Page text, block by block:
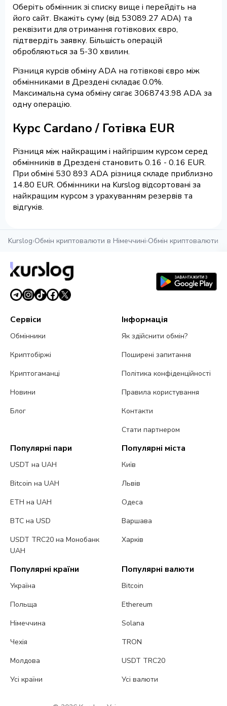
Оберіть обмінник зі списку вище і перейдіть на
його сайт. Вкажіть суму (від 53089.27 ADA) та
реквізити для отримання готівкових євро,
підтвердіть заявку. Більшість операцій
обробляються за 5-30 хвилин.
Різниця курсів обміну ADA на готівкові євро між
обмінниками в Дрездені складає 0.0%.
Максимальна сума обміну сягає 3068743.98 ADA за
одну операцію.
Курс Cardano / Готівка EUR
Різниця між найкращим і найгіршим курсом серед
обмінників в Дрездені становить 0.16 - 0.16 EUR.
При обміні 530 893 ADA різниця складе приблизно
14.80 EUR. Обмінники на Kurslog відсортовані за
найкращим курсом з урахуванням резервів та
відгуків.
Kurslog›Обмін криптовалюти в Німеччині›Обмін криптовалюти в
Сервіси
Обмінники
Криптобіржі
Криптогаманці
Новини
Блог
Інформація
Як здійснити обмін?
Поширені запитання
Політика конфіденційності
Правила користування
Контакти
Стати партнером
Популярні пари
USDT на UAH
Bitcoin на UAH
ETH на UAH
BTC на USD
USDT TRC20 на Монобанк
UAH
Популярні міста
Київ
Львів
Одеса
Варшава
Харків
Популярні країни
Україна
Польща
Німеччина
Чехія
Молдова
Усі країни
Популярні валюти
Bitcoin
Ethereum
Solana
TRON
USDT TRC20
Усі валюти